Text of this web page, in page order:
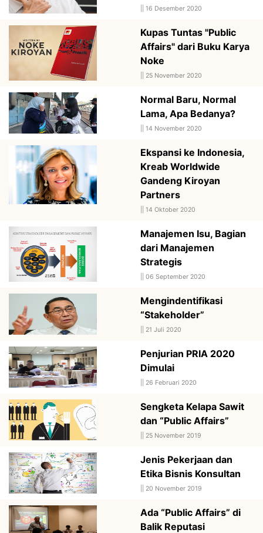
16 Desember 2020
Kupas Tuntas "Public
Affairs" dari Buku Karya
Noke
25 November 2020
Normal Baru, Normal
Lama, Apa Bedanya?
14 November 2020
Ekspansi ke Indonesia,
Kreab Worldwide
Gandeng Kiroyan
Partners
14 Oktober 2020
Manajemen Isu, Bagian
dari Manajemen
Strategis
06 September 2020
Mengindentifikasi
“Stakeholder”
21 Juli 2020
Penjurian PRIA 2020
Dimulai
26 Februari 2020
Sengketa Kelapa Sawit
dan “Public Affairs”
25 November 2019
Jenis Pekerjaan dan
Etika Bisnis Konsultan
20 November 2019
Ada “Public Affairs” di
Balik Reputasi